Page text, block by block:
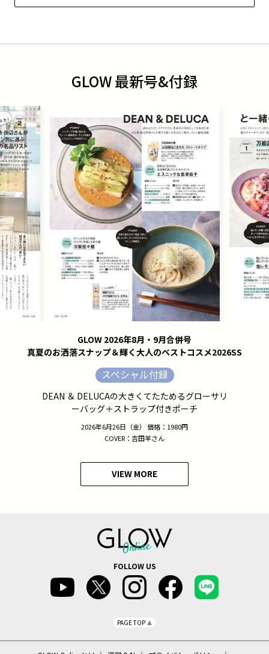
GLOW 最新号&付録
GLOW 2026年8月・9月合併号
真夏のお洒落スナップ＆輝く大人のベストコスメ2026SS
スペシャル付録
DEAN ＆ DELUCAの大きくてたためるグローサリ
ーバッグ＋ストラップ付きポーチ
2026年6月26日（金） 価格：1980円
COVER：吉田羊さん
VIEW MORE
FOLLOW US
PAGE TOP